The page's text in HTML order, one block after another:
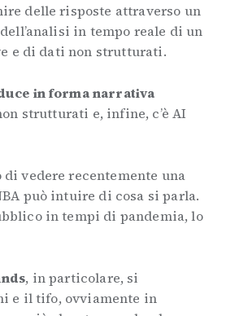
delle risposte attraverso un
in tempo reale di un
e di dati non strutturati.
in forma narrativa
strutturati e, infine, c’è AI
di vedere recentemente una
può intuire di cosa si parla.
in tempi di pandemia, lo
, in particolare, si
e il tifo, ovviamente in